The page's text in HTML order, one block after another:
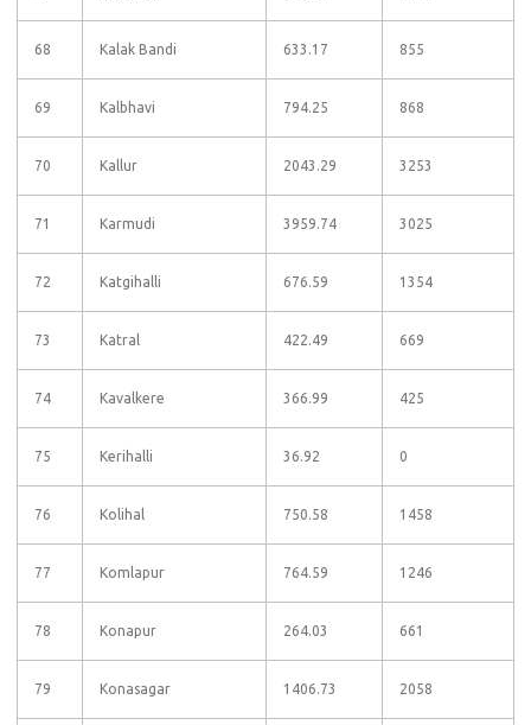
68 Kalak Bandi 633.17 855
69 Kalbhavi 794.25 868
70 Kallur 2043.29 3253
71 Karmudi 3959.74 3025
72 Katgihalli 676.59 1354
73 Katral 422.49 669
74 Kavalkere 366.99 425
75 Kerihalli 36.92 0
76 Kolihal 750.58 1458
77 Komlapur 764.59 1246
78 Konapur 264.03 661
79 Konasagar 1406.73 2058